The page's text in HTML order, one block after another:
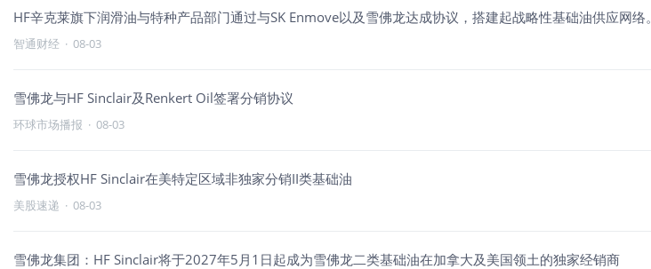
HF辛克莱旗下润滑油与特种产品部门通过与SK Enmove以及雪佛龙达成协议，搭建起战略性基础油供应网络。
智通财经 · 08-03
雪佛龙与HF Sinclair及Renkert Oil签署分销协议
环球市场播报 · 08-03
雪佛龙授权HF Sinclair在美特定区域非独家分销II类基础油
美股速递 · 08-03
雪佛龙集团：HF Sinclair将于2027年5月1日起成为雪佛龙二类基础油在加拿大及美国领土的独家经销商